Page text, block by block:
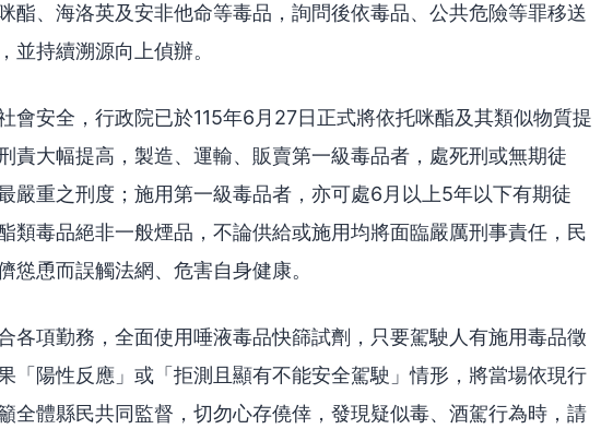
酯、海洛英及安非他命等毒品，詢問後依毒品、公共危險等罪移送
並持續溯源向上偵辦。
會安全，行政院已於115年6月27日正式將依托咪酯及其類似物質提
責大幅提高，製造、運輸、販賣第一級毒品者，處死刑或無期徒
嚴重之刑度；施用第一級毒品者，亦可處6月以上5年以下有期徒
類毒品絕非一般煙品，不論供給或施用均將面臨嚴厲刑事責任，民
慫恿而誤觸法網、危害自身健康。
各項勤務，全面使用唾液毒品快篩試劑，只要駕駛人有施用毒品徵
「陽性反應」或「拒測且顯有不能安全駕駛」情形，將當場依現行
全體縣民共同監督，切勿心存僥倖，發現疑似毒、酒駕行為時，請